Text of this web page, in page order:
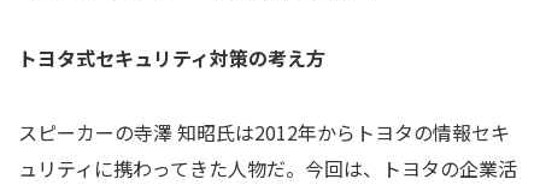
トヨタ式セキュリティ対策の考え方
スピーカーの寺澤 知昭氏は2012年からトヨタの情報セキ
ュリティに携わってきた人物だ。今回は、トヨタの企業活